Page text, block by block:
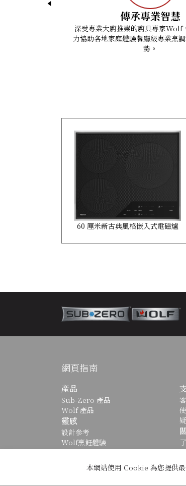
傳承專業智慧
深受專業大廚推崇的廚具專家Wolf
力協助各地家庭體驗餐廳級專業烹
勢。
60 厘米新古典風格嵌入式電磁爐
本網站使用 Cookie 為您提供
網頁指南
產品
Sub-Zero 產品
Wolf 產品
靈感
設計參考
Wolf烹飪體驗
© 2026 版權所有 使用條款 私